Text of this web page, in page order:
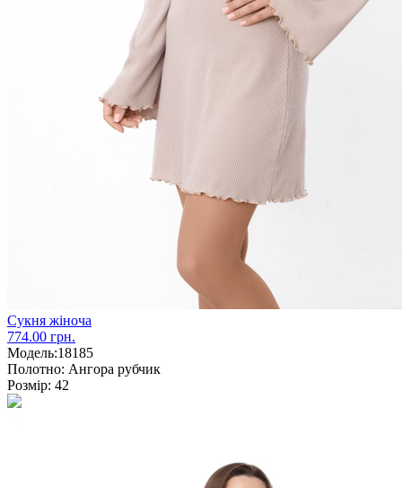
Сукня жіноча
774.00 грн.
Модель:18185
Полотно: Ангора рубчик
Розмір: 42